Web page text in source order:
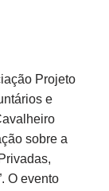
Projeto
e
sobre a
O evento